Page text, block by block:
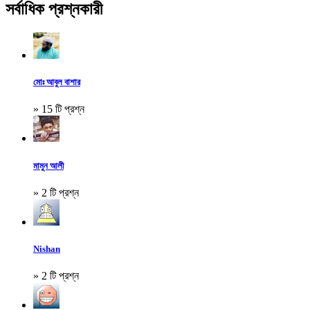
সর্বাধিক প্রশ্নকারী
মোঃ আবুল বাশার
» 15 টি প্রশ্ন
মামুন আলী
» 2 টি প্রশ্ন
Nishan
» 2 টি প্রশ্ন